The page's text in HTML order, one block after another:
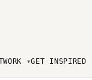
GET INSPIRED